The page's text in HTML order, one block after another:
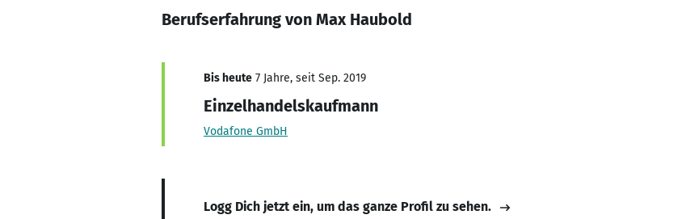
Berufserfahrung von Max Haubold
Bis heute 7 Jahre, seit Sep. 2019
Einzelhandelskaufmann
Vodafone GmbH
Logg Dich jetzt ein, um das ganze Profil zu sehen.